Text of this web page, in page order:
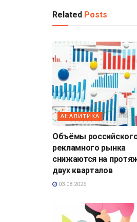
Related Posts
АНАЛИТИКА
Объёмы
рекламного рынка
снижаются на
двух кварталов
03.08.2026